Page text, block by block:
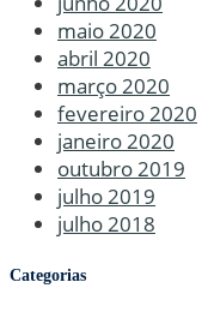
maio 2020
abril 2020
março 2020
fevereiro 2020
janeiro 2020
outubro 2019
julho 2019
julho 2018
Categorias